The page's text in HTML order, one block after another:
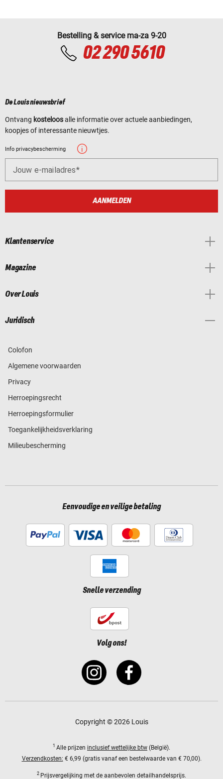
Bestelling & service ma-za 9-20
02 290 5610
De Louis nieuwsbrief
Ontvang kosteloosalle informatie over actuele aanbiedingen,
koopjes of interessante nieuwtjes.
Info privacybescherming
Jouw e-mailadres
AANMELDEN
Klantenservice
Magazine
Over Louis
Juridisch
Colofon
Algemene voorwaarden
Privacy
Herroepingsrecht
Herroepingsformulier
Toegankelijkheidsverklaring
Milieubescherming
Eenvoudige en veilige betaling
Snelle verzending
Volg ons!
Copyright © 2026 Louis
1 Alle prijzen inclusief wettelijke btw (België).
Verzendkosten: € 6,99 (gratis vanaf een bestelwaarde van € 70,00).
2 Prijsvergelijking met de aanbevolen detailhandelsprijs.